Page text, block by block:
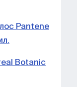
Pantene
Botanic